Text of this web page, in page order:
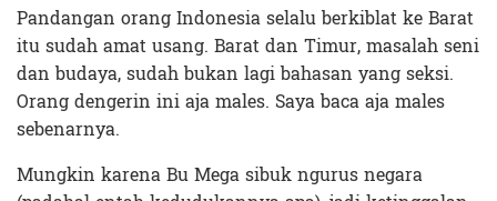
Pandangan orang Indonesia selalu berkiblat ke Barat
itu sudah amat usang. Barat dan Timur, masalah seni
dan budaya, sudah bukan lagi bahasan yang seksi.
Orang dengerin ini aja males. Saya baca aja males
sebenarnya.
Mungkin karena Bu Mega sibuk ngurus negara